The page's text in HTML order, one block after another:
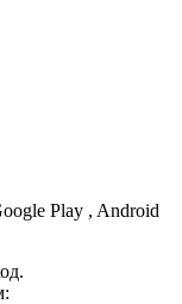
Play , Android